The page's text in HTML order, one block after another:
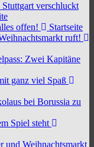
verschluckt
offen!
Startseite
ruft!
Zwei Kapitäne
ganz viel Spaß
bei Borussia zu
Spiel steht
und Weihnachtsmarkt